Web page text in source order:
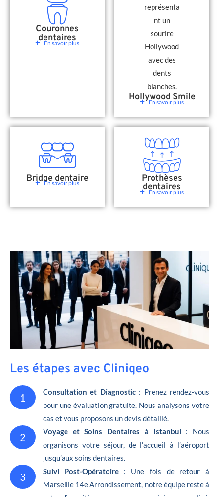
Couronnes
dentaires
En savoir plus
Hollywood Smile
En savoir plus
Bridge dentaire
En savoir plus Prothèses
dentaires
En savoir plus
Les étapes avec Cliniqeo
1 Consultation et Diagnostic: Prenez rendez-vous
pour une évaluation gratuite. Nous analysons votre
cas et vous proposons un devis détaillé.
2 Voyage et Soins Dentaires à Istanbul : Nous
organisons votre séjour, de l’accueil à l’aéroport
jusqu’aux soins dentaires.
3 Suivi Post-Opératoire : Une fois de retour à
Marseille 14e Arrondissement, notre équipe reste à